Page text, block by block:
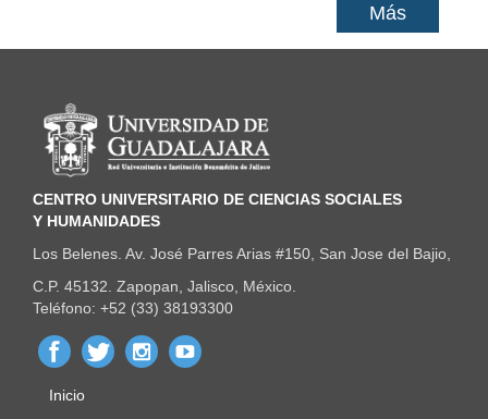
Más
Información del portal
CENTRO UNIVERSITARIO DE CIENCIAS SOCIALES
Y HUMANIDADES
Los Belenes. Av. José Parres Arias #150, San Jose del Bajio,
C.P. 45132. Zapopan, Jalisco, México.
Teléfono: +52 (33) 38193300
Menú
Inicio